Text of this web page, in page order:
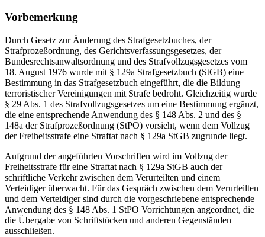
Vorbemerkung
Durch Gesetz zur Änderung des Strafgesetzbuches, der
Strafprozeßordnung, des Gerichtsverfassungsgesetzes, der
Bundesrechtsanwaltsordnung und des Strafvollzugsgesetzes vom
18. August 1976 wurde mit § 129a Strafgesetzbuch (StGB) eine
Bestimmung in das Strafgesetzbuch eingeführt, die die Bildung
terroristischer Vereinigungen mit Strafe bedroht. Gleichzeitig wurde
§ 29 Abs. 1 des Strafvollzugsgesetzes um eine Bestimmung ergänzt,
die eine entsprechende Anwendung des § 148 Abs. 2 und des §
148a der Strafprozeßordnung (StPO) vorsieht, wenn dem Vollzug
der Freiheitsstrafe eine Straftat nach § 129a StGB zugrunde liegt.
Aufgrund der angeführten Vorschriften wird im Vollzug der
Freiheitsstrafe für eine Straftat nach § 129a StGB auch der
schriftliche Verkehr zwischen dem Verurteilten und einem
Verteidiger überwacht. Für das Gespräch zwischen dem Verurteilten
und dem Verteidiger sind durch die vorgeschriebene entsprechende
Anwendung des § 148 Abs. 1 StPO Vorrichtungen angeordnet, die
die Übergabe von Schriftstücken und anderen Gegenständen
ausschließen.